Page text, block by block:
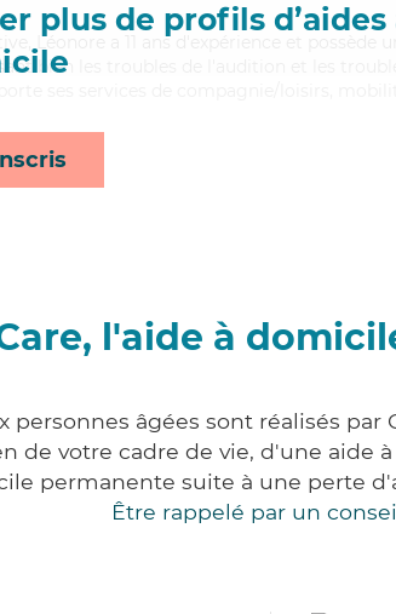
plus de profils d’aides
Léonore a 11 ans d'expérience et possède
bien les troubles de l'audition et les
l'aide à
personnes âgées sont réalisés par
de votre cadre de vie, d'une
permanente suite à une perte
Être rappelé par un